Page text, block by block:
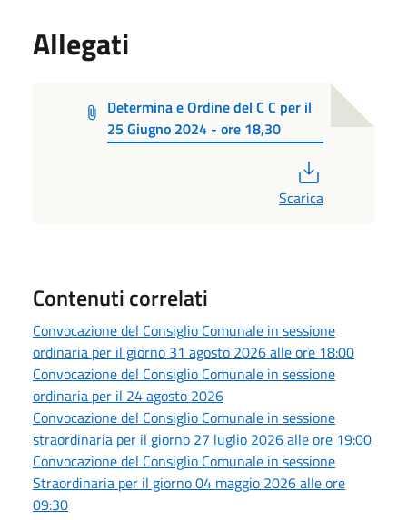
Allegati
Determina e Ordine del C C per il
25 Giugno 2024 - ore 18,30
Scarica
Contenuti correlati
Convocazione del Consiglio Comunale in sessione
ordinaria per il giorno 31 agosto 2026 alle ore 18:00
Convocazione del Consiglio Comunale in sessione
ordinaria per il 24 agosto 2026
Convocazione del Consiglio Comunale in sessione
straordinaria per il giorno 27 luglio 2026 alle ore 19:00
Convocazione del Consiglio Comunale in sessione
Straordinaria per il giorno 04 maggio 2026 alle ore
09:30